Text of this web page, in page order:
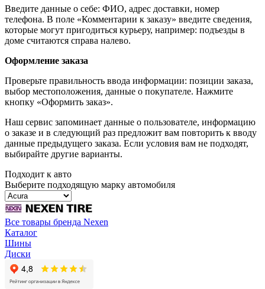
Введите данные о себе: ФИО, адрес доставки, номер
телефона. В поле «Комментарии к заказу» введите сведения,
которые могут пригодиться курьеру, например: подъезды в
доме считаются справа налево.
Оформление заказа
Проверьте правильность ввода информации: позиции заказа,
выбор местоположения, данные о покупателе. Нажмите
кнопку «Оформить заказ».
Наш сервис запоминает данные о пользователе, информацию
о заказе и в следующий раз предложит вам повторить к вводу
данные предыдущего заказа. Если условия вам не подходят,
выбирайте другие варианты.
Подходит к авто
Выберите подходящую марку автомобиля
Все товары бренда Nexen
Каталог
Шины
Диски